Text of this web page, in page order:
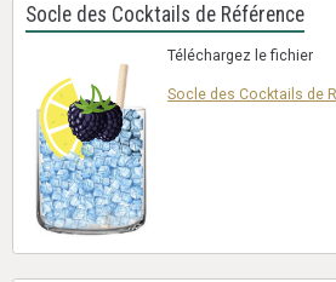
Socle des Cocktails de Référence
Téléchargez le fichier
Socle des Cocktails de